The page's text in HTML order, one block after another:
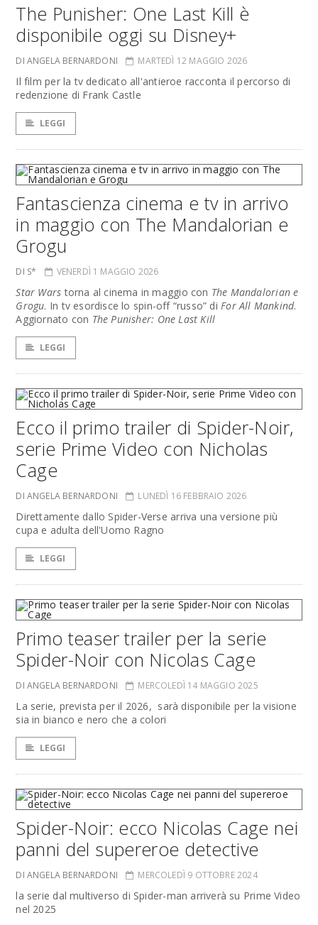
The Punisher: One Last Kill è
disponibile oggi su Disney+
DI ANGELA BERNARDONI MARTEDÌ 12 MAGGIO 2026
Il film per la tv dedicato all'antieroe racconta il percorso di
redenzione di Frank Castle
LEGGI
Fantascienza cinema e tv in arrivo
in maggio con The Mandalorian e
Grogu
DI S* VENERDÌ 1 MAGGIO 2026
Star Wars torna al cinema in maggio con The Mandalorian e
Grogu. In tv esordisce lo spin-off “russo” diFor All Mankind.
Aggiornato con The Punisher: One Last Kill
LEGGI
Ecco il primo trailer di Spider-Noir,
serie Prime Video con Nicholas
Cage
DI ANGELA BERNARDONI LUNEDÌ 16 FEBBRAIO 2026
Direttamente dallo Spider-Verse arriva una versione più
cupa e adulta dell'Uomo Ragno
LEGGI
Primo teaser trailer per la serie
Spider-Noir con Nicolas Cage
DI ANGELA BERNARDONI MERCOLEDÌ 14 MAGGIO 2025
La serie, prevista per il 2026, sarà disponibile per la visione
sia in bianco e nero che a colori
LEGGI
Spider-Noir: ecco Nicolas Cage nei
panni del supereroe detective
DI ANGELA BERNARDONI MERCOLEDÌ 9 OTTOBRE 2024
la serie dal multiverso di Spider-man arriverà su Prime Video
nel 2025